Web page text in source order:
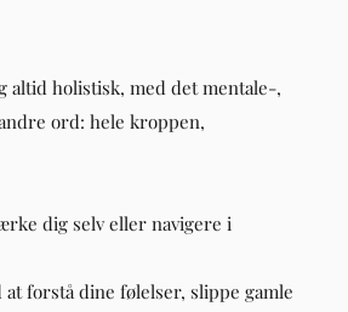
altid holistisk, med det mentale-,
ord: hele kroppen,
dig selv eller navigere i
forstå dine følelser, slippe gamle